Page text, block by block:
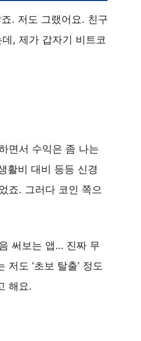
. 저도 그랬어요. 친구
, 제가 갑자기 비트코
면서 수익은 좀 나는
활비 대비 등등 신경
죠. 그러다 코인 쪽으
써보는 앱… 진짜 무
도 ‘초보 탈출’ 정도
해요.